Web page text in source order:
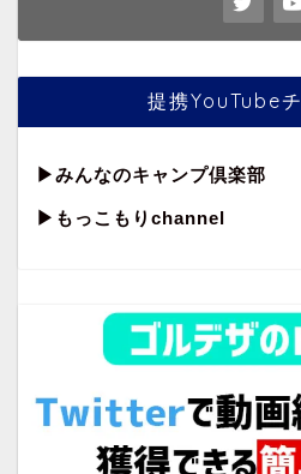
提携YouTube
▶︎みんなのキャンプ倶楽部
▶︎もっこもりchannel